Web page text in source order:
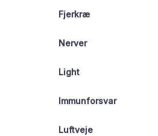
Fjerkræ
Nerver
Light
Immunforsvar
Luftveje